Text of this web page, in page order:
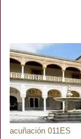
acuñación 011ES